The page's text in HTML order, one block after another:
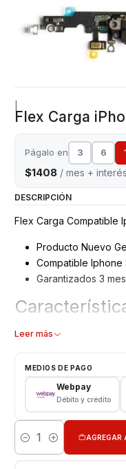
Flex Carga
Págalo en 3 6
$1408 / mes + interés
DESCRIPCIÓN
Flex Carga Compatible
Producto Nuevo
Compatible Iphone
Garantizados 3
Flex Carga
CONSULTE POR
Leer más
MEDIOS DE PAGO
Webpay
Débito y crédito
Cantidad
AGREGAR